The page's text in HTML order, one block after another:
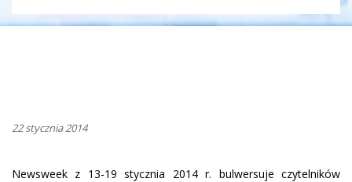
22 stycznia 2014
Newsweek z 13-19 stycznia 2014 r. bulwersuje czytelników